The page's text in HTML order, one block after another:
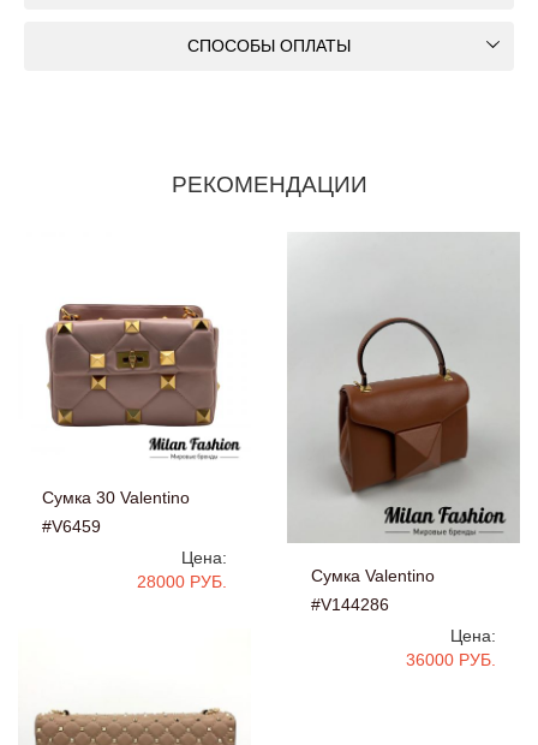
СПОСОБЫ ОПЛАТЫ
РЕКОМЕНДАЦИИ
Сумка 30 Valentino
#V6459
Цена:
28000 РУБ.
Сумка Valentino
#V144286
Цена:
36000 РУБ.